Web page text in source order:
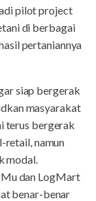
pilot project
di berbagai
pertaniannya
siap bergerak
masyarakat
terus bergerak
retail, namun
modal.
dan LogMart
benar-benar